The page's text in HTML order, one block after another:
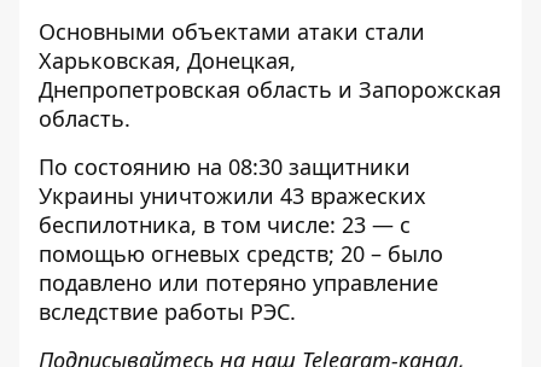
Основными объектами атаки стали
Харьковская, Донецкая,
Днепропетровская область и Запорожская
область.
По состоянию на 08:30 защитники
Украины уничтожили 43 вражеских
беспилотника, в том числе: 23 — с
помощью огневых средств; 20 – было
подавлено или потеряно управление
вследствие работы РЭС.
Подписывайтесь на наш Telegram-канал,